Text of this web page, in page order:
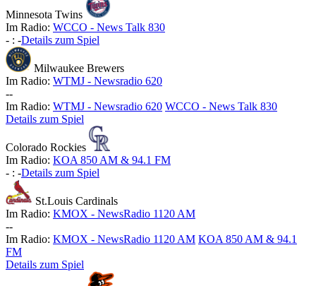
Minnesota Twins
Im Radio: WCCO - News Talk 830
- : -Details zum Spiel
Milwaukee Brewers
Im Radio: WTMJ - Newsradio 620
--
Im Radio: WTMJ - Newsradio 620 WCCO - News Talk 830
Details zum Spiel
Colorado Rockies
Im Radio: KOA 850 AM & 94.1 FM
- : -Details zum Spiel
St.Louis Cardinals
Im Radio: KMOX - NewsRadio 1120 AM
--
Im Radio: KMOX - NewsRadio 1120 AM KOA 850 AM & 94.1
FM
Details zum Spiel